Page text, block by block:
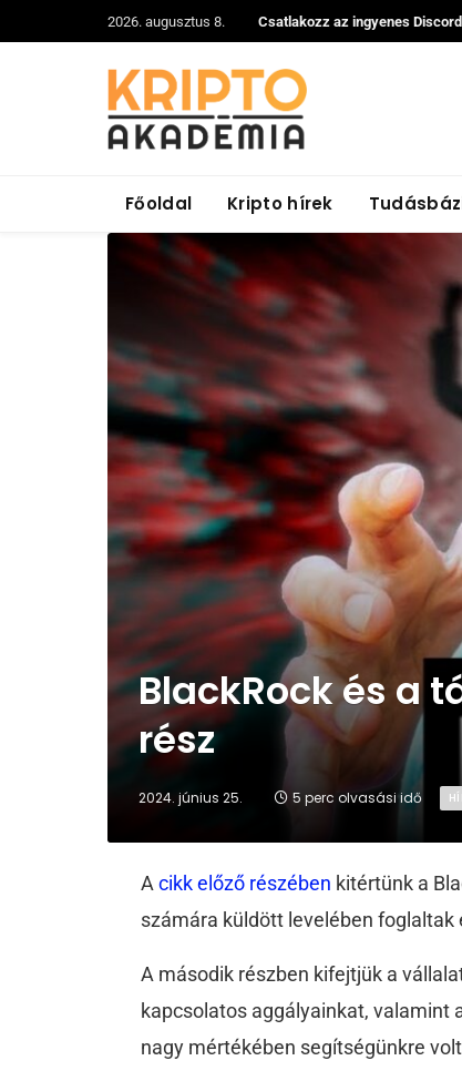
2026. augusztus 8. Csatlakozz az ingyenes
Főoldal Kripto hírek
BlackRock és a
rész
2024. június 25. 5 perc olvasási idő
Acikk előző részében kitértünk a
számára küldött levelében foglaltak
A második részben kifejtjük a
kapcsolatos aggályainkat, valamint
nagy mértékében segítségünkre